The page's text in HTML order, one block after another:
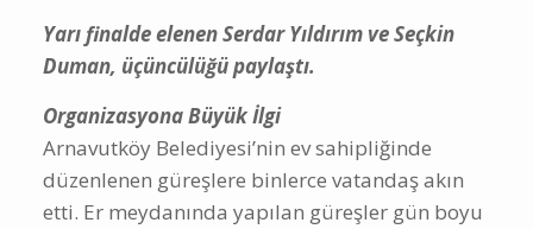
Yarı finalde elenen Serdar Yıldırım ve Seçkin
Duman, üçüncülüğü paylaştı.
Organizasyona Büyük İlgi
Arnavutköy Belediyesi’nin ev sahipliğinde
düzenlenen güreşlere binlerce vatandaş akın
etti. Er meydanında yapılan güreşler gün boyu